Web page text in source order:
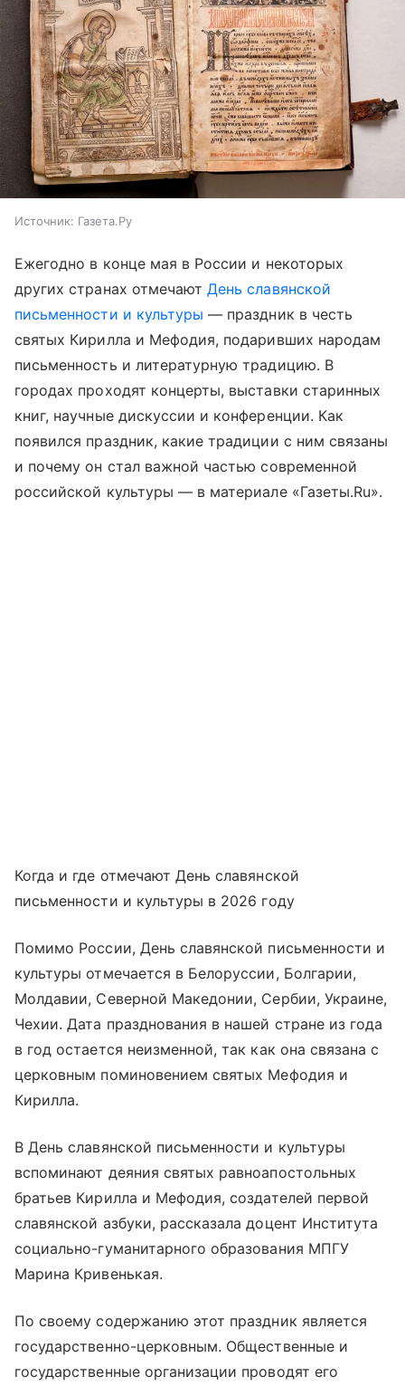
Источник: Газета.Ру
Ежегодно в конце мая в России и некоторых
других странах отмечаютДень славянской
письменности и культуры — праздник в честь
святых Кирилла и Мефодия, подаривших народам
письменность и литературную традицию. В
городах проходят концерты, выставки старинных
книг, научные дискуссии и конференции. Как
появился праздник, какие традиции с ним связаны
и почему он стал важной частью современной
российской культуры — в материале «Газеты.Ru».
Когда и где отмечают День славянской
письменности и культуры в 2026 году
Помимо России, День славянской письменности и
культуры отмечается в Белоруссии, Болгарии,
Молдавии, Северной Македонии, Сербии, Украине,
Чехии. Дата празднования в нашей стране из года
в год остается неизменной, так как она связана с
церковным поминовением святых Мефодия и
Кирилла.
В День славянской письменности и культуры
вспоминают деяния святых равноапостольных
братьев Кирилла и Мефодия, создателей первой
славянской азбуки, рассказала доцент Института
социально-гуманитарного образования МПГУ
Марина Кривенькая.
По своему содержанию этот праздник является
государственно-церковным. Общественные и
государственные организации проводят его